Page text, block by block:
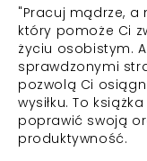
"Pracuj mądrze, a
który pomoże Ci
życiu osobistym.
sprawdzonymi
pozwolą Ci
wysiłku. To
poprawić swoją
produktywność.